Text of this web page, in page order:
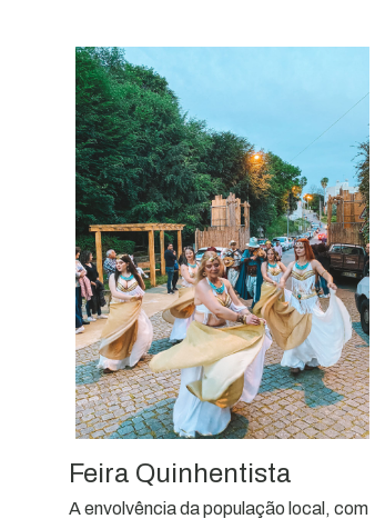
Feira Quinhentista
A envolvência da população local, com